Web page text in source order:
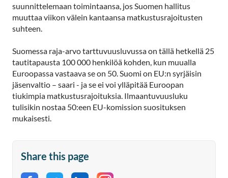
suunnittelemaan toimintaansa, jos Suomen hallitus
muuttaa viikon välein kantaansa matkustusrajoitusten
suhteen.
Suomessa raja-arvo tarttuvuusluvussa on tällä hetkellä 25
tautitapausta 100 000 henkilöä kohden, kun muualla
Euroopassa vastaava se on 50. Suomi on EU:n syrjäisin
jäsenvaltio – saari - ja se ei voi ylläpitää Euroopan
tiukimpia matkustusrajoituksia. Ilmaantuvuusluku
tulisikin nostaa 50:een EU-komission suosituksen
mukaisesti.
Share this page